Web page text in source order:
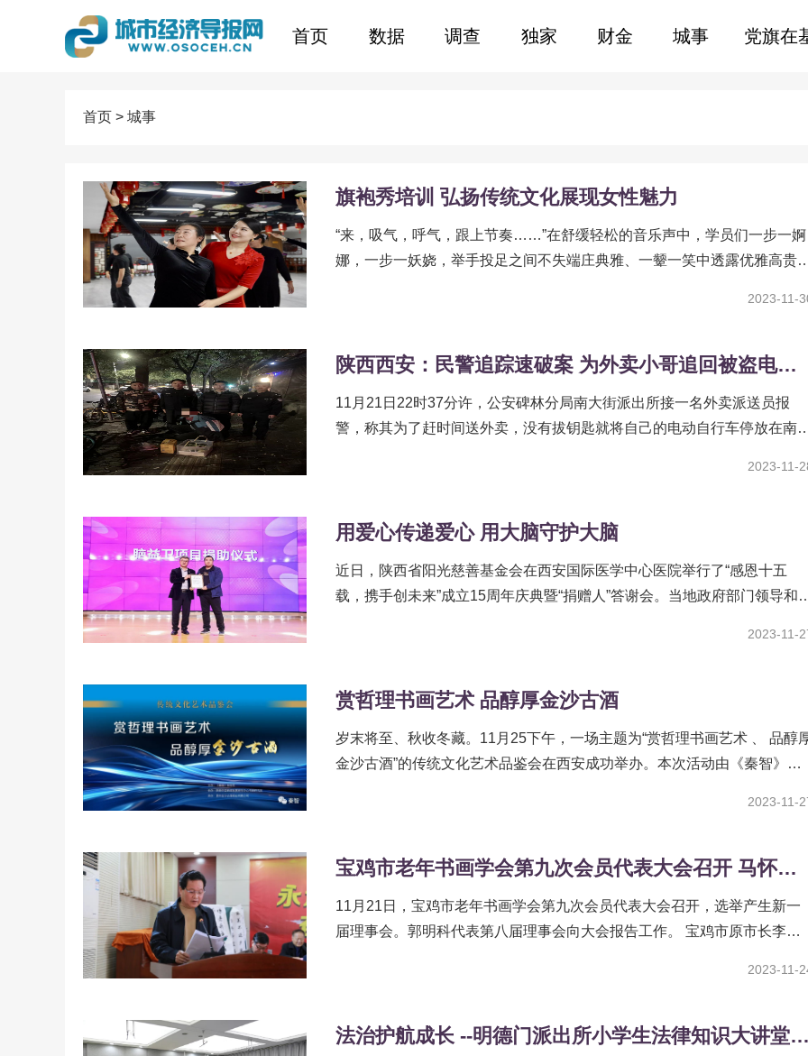
首页 数据 调查 独家 财金 城事 党旗在
首页 > 城事
旗袍秀培训 弘扬传统文化展现女性魅力
“来，吸气，呼气，跟上节奏……”在舒缓轻松的音乐声中，学员们一步一婀
娜，一步一妖娆，举手投足之间不失端庄典雅、一颦一笑中透露优雅高贵
2023-11-
陕西西安：民警追踪速破案 为外卖小哥追回被盗电动车和未派送的火锅食材
11月21日22时37分许，公安碑林分局南大街派出所接一名外卖派送员报
警，称其为了赶时间送外卖，没有拔钥匙就将自己的电动自行车停放在南
2023-11-
用爱心传递爱心 用大脑守护大脑
近日，陕西省阳光慈善基金会在西安国际医学中心医院举行了“感恩十五
载，携手创未来”成立15周年庆典暨“捐赠人”答谢会。当地政府部门领导和
2023-11-
赏哲理书画艺术 品醇厚金沙古酒
岁末将至、秋收冬藏。11月25下午，一场主题为“赏哲理书画艺术 、 品醇
金沙古酒”的传统文化艺术品鉴会在西安成功举办。本次活动由《秦智》杂
2023-11-
宝鸡市老年书画学会第九次会员代表大会召开 马怀绪当选会长
11月21日，宝鸡市老年书画学会第九次会员代表大会召开，选举产生新一
届理事会。郭明科代表第八届理事会向大会报告工作。 宝鸡市原市长李
2023-11-
法治护航成长 --明德门派出所小学生法律知识大讲堂再次开讲